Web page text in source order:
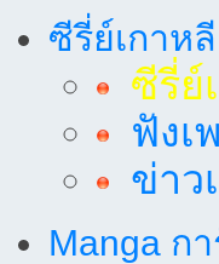
ซีรี่ย์เกาห
ซีรี่ย์
ฟังเ
ข่าว
Manga ก